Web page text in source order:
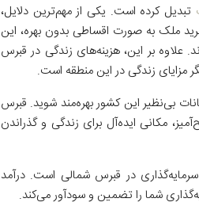
تبدیل کرده است. یکی از مهم‌ترین دلایل،
ملک به صورت اقساطی بدون بهره، این
علاوه بر این، هزینه‌های زندگی در قبرس
مزایای زندگی در این منطقه است.
بی‌نظیر این کشور بهره‌مند شوید. قبرس
مکانی ایده‌آل برای زندگی و گذراندن
در قبرس شمالی است. درآمد
شما را تضمین و سودآور می‌کند.